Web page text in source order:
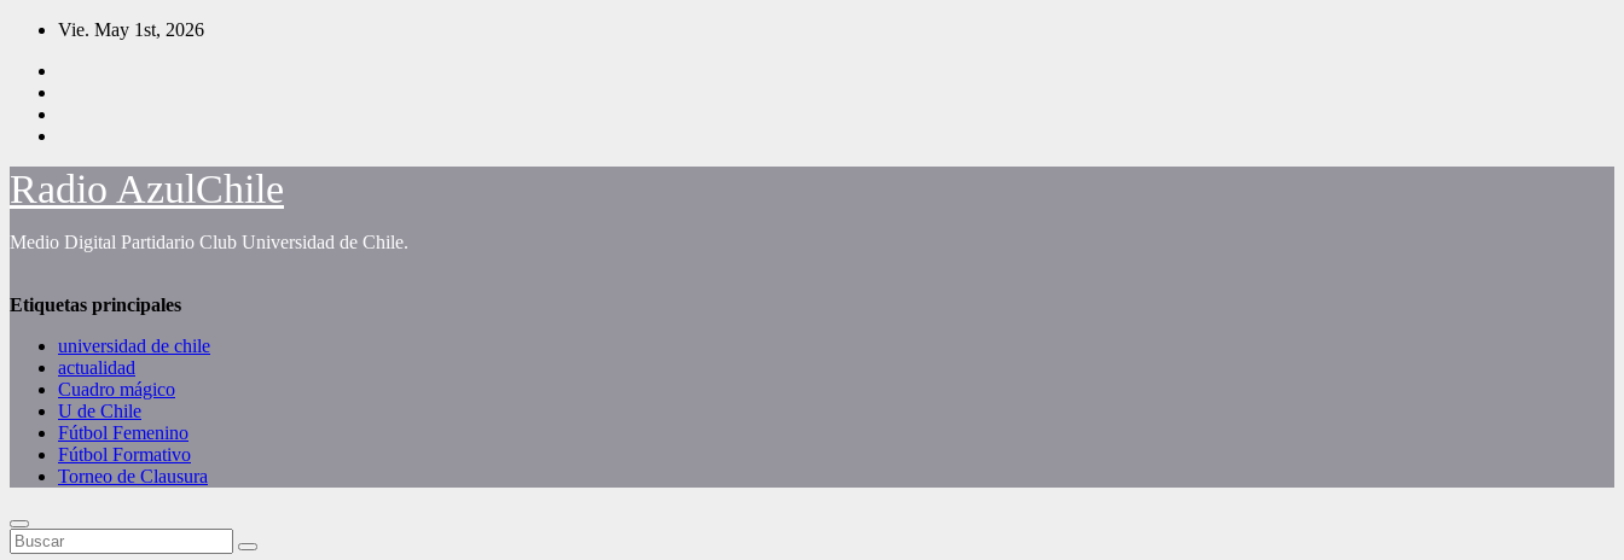
Saltar
contenido
Vie. May 1st, 2026
Radio AzulChile
Medio Digital Partidario Club Universidad de Chile.
Etiquetas principales
universidad de chile
actualidad
Cuadro mágico
U de Chile
Fútbol Femenino
Fútbol Formativo
Torneo de Clausura